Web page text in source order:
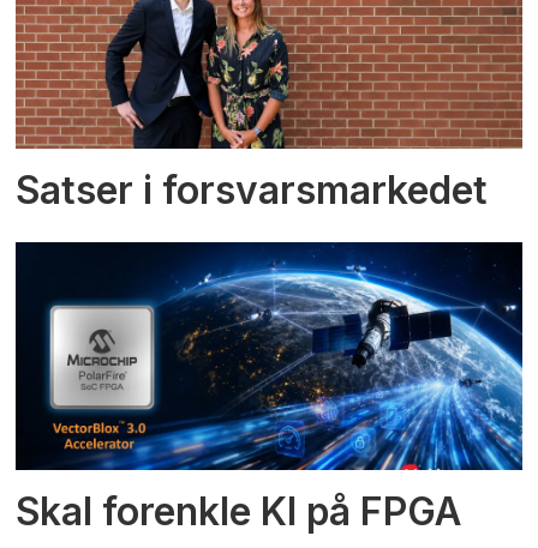
Satser i forsvarsmarkedet
Skal forenkle KI på FPGA